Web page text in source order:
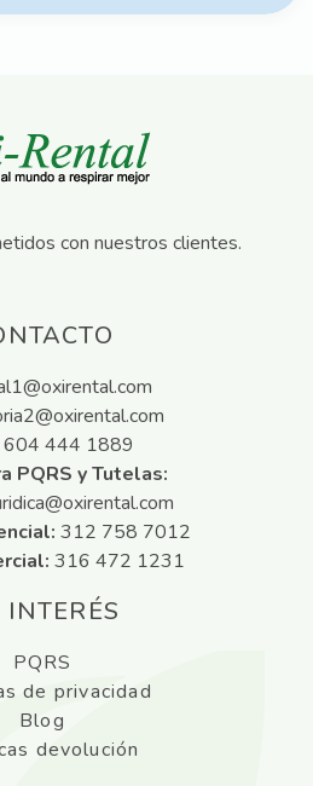
con nuestros clientes.
604 444 1889
PQRS y Tutelas:
312 758 7012
316 472 1231
INTERÉS
PQRS
de privacidad
Blog
devolución